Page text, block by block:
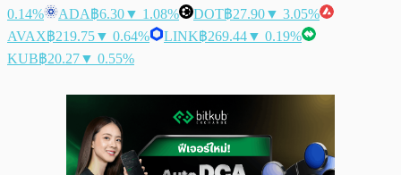
0.14%
ADA฿6.30▼ 1.08% DOT฿27.90▼ 3.05%
AVAX฿219.75▼ 0.64% LINK฿269.44▼ 0.19%
KUB฿20.27▼ 0.55%